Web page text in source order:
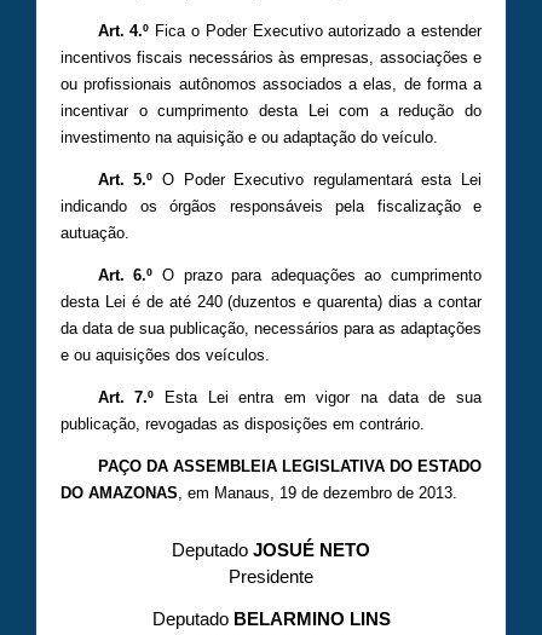
Art. 4.º Fica o Poder Executivo autorizado a estender
incentivos fiscais necessários às empresas, associações e
ou profissionais autônomos associados a elas, de forma a
incentivar o cumprimento desta Lei com a redução do
investimento na aquisição e ou adaptação do veículo.
Art. 5.º O Poder Executivo regulamentará esta Lei
indicando os órgãos responsáveis pela fiscalização e
autuação.
Art. 6.º O prazo para adequações ao cumprimento
desta Lei é de até 240 (duzentos e quarenta) dias a contar
da data de sua publicação, necessários para as adaptações
e ou aquisições dos veículos.
Art. 7.º Esta Lei entra em vigor na data de sua
publicação, revogadas as disposições em contrário.
PAÇO DA ASSEMBLEIA LEGISLATIVA DO ESTADO
DO AMAZONAS, em Manaus, 19 de dezembro de 2013.
Deputado JOSUÉ NETO
Presidente
DeputadoBELARMINO LINS